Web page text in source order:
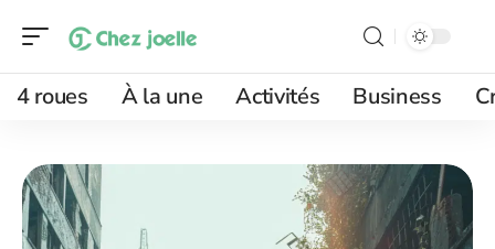
4 roues À la une Activités Business